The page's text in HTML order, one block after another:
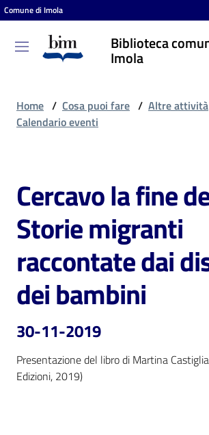
Vai al contenuto
Vai alla navigazione
Vai al footer
Comune di Imola
Biblioteca
Imola
Biblioteca
comunale
Cosa
puoi
fare
Scopri
contenuti
Risorse
Home / Cosa puoi fare / Altre attività
Calendario eventi
Salta al contenuto
Cercavo la fine
Storie migranti
raccontate dai
dei bambini
30-11-2019
Presentazione del libro di Martina
Edizioni, 2019)